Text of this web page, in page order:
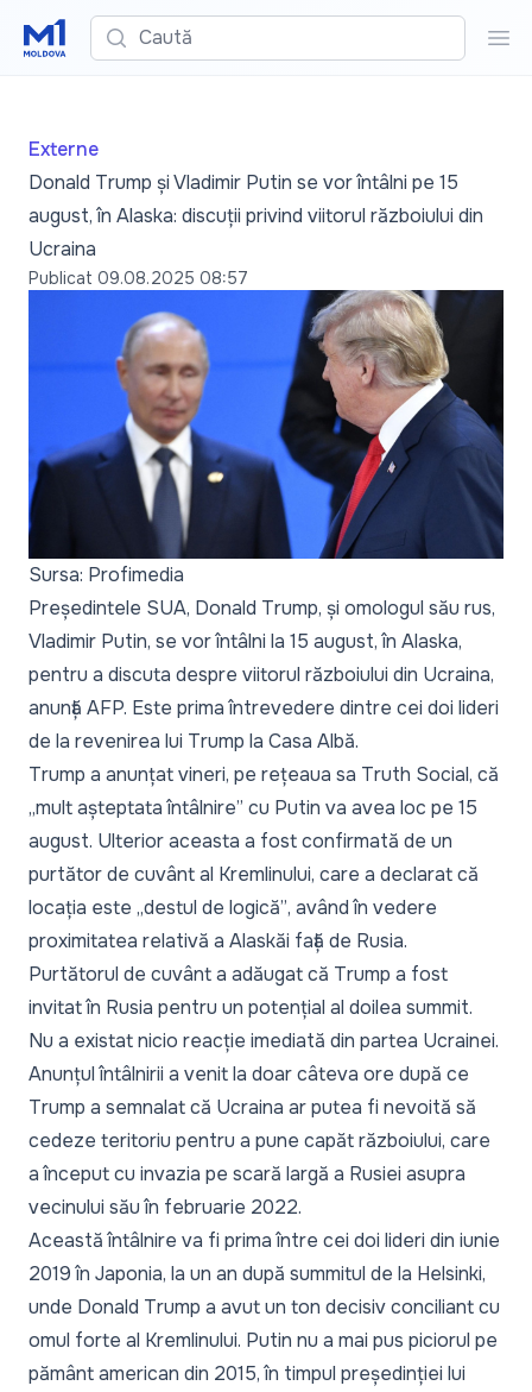
Caută
Externe
Donald Trump și Vladimir Putin se vor întâlni pe 15
august, în Alaska: discuții privind viitorul războiului din
Ucraina
Publicat 09.08.2025 08:57
Sursa: Profimedia
Președintele SUA, Donald Trump, și omologul său rus,
Vladimir Putin, se vor întâlni la 15 august, în Alaska,
pentru a discuta despre viitorul războiului din Ucraina,
anunță AFP. Este prima întrevedere dintre cei doi lideri
de la revenirea lui Trump la Casa Albă.
Trump a anunțat vineri, pe rețeaua sa Truth Social, că
„mult așteptata întâlnire” cu Putin va avea loc pe 15
august. Ulterior aceasta a fost confirmată de un
purtător de cuvânt al Kremlinului, care a declarat că
locația este „destul de logică”, având în vedere
proximitatea relativă a Alaskăi față de Rusia.
Purtătorul de cuvânt a adăugat că Trump a fost
invitat în Rusia pentru un potențial al doilea summit.
Nu a existat nicio reacție imediată din partea Ucrainei.
Anunțul întâlnirii a venit la doar câteva ore după ce
Trump a semnalat că Ucraina ar putea fi nevoită să
cedeze teritoriu pentru a pune capăt războiului, care
a început cu invazia pe scară largă a Rusiei asupra
vecinului său în februarie 2022.
Această întâlnire va fi prima între cei doi lideri din iunie
2019 în Japonia, la un an după summitul de la Helsinki,
unde Donald Trump a avut un ton decisiv conciliant cu
omul forte al Kremlinului. Putin nu a mai pus piciorul pe
pământ american din 2015, în timpul președinției lui